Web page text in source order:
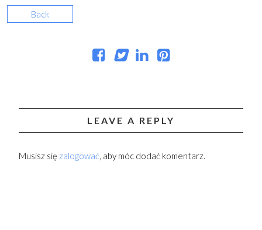
Back
LEAVE A REPLY
Musisz się zalogować, aby móc dodać komentarz.